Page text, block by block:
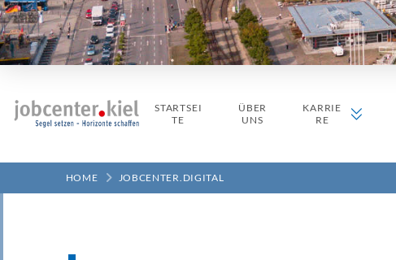
STARTSEI
TE
ÜBER
UNS
KARRIE
RE
HOME JOBCENTER.DIGITAL